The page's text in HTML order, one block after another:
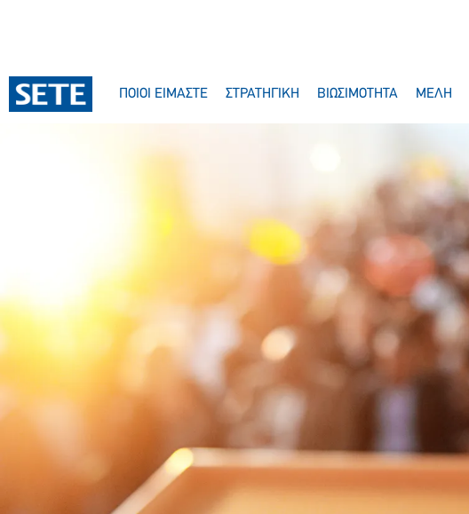
ΠΟΙΟΙ ΕΙΜΑΣΤΕ ΣΤΡΑΤΗΓΙΚΗ ΒΙΩΣΙΜΟΤΗΤΑ ΜΕΛΗ